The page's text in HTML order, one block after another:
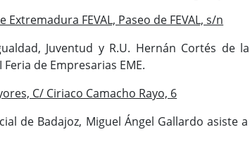
FEVAL, Paseo de FEVAL, s/n
Juventud y R.U. Hernán Cortés de
de Empresarias EME.
C/ Ciriaco Camacho Rayo, 6
de Badajoz, Miguel Ángel Gallardo asiste